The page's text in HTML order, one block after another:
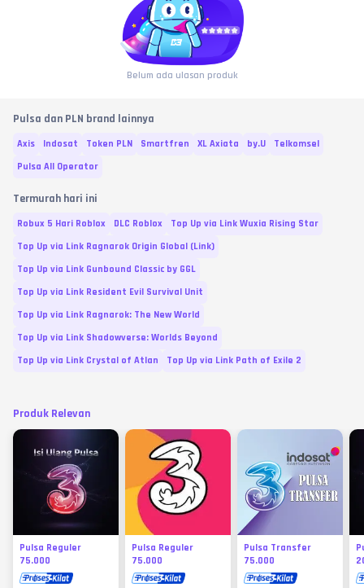
Belum ada ulasan produk
Pulsa dan PLN brand lainnya
Axis Indosat Token PLN Smartfren XL Axiata by.U
Telkomsel
Pulsa All Operator
Termurah hari ini
Robux 5 Hari Roblox DLC Roblox
Top Up via Link Wuxia Rising Star
Top Up via Link Ragnarok Origin Global (Link)
Top Up via Link Gunbound Classic by GGL
Top Up via Link Resident Evil Survival Unit
Top Up via Link Ragnarok: The New World
Top Up via Link Shadowverse: Worlds Beyond
Top Up via Link Crystal of Atlan
Top Up via Link Path of Exile 2
Produk Relevan
Pulsa Reguler
75.000
Pulsa Reguler
75.000
Pulsa Transfer
75.000